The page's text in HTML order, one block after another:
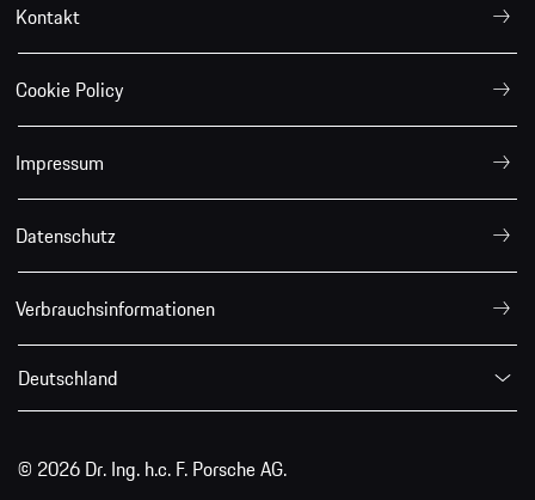
Kontakt
Cookie Policy
Impressum
Datenschutz
Verbrauchsinformationen
Deutschland
© 2026 Dr. Ing. h.c. F. Porsche AG.